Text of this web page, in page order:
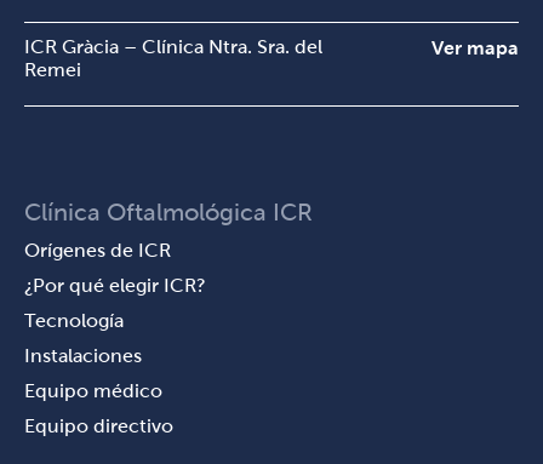
ICR Gràcia – Clínica Ntra. Sra. del
Remei
Ver mapa
Clínica Oftalmológica ICR
Orígenes de ICR
¿Por qué elegir ICR?
Tecnología
Instalaciones
Equipo médico
Equipo directivo